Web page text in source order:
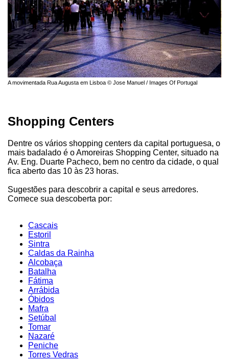
A movimentada Rua Augusta em Lisboa © Jose Manuel / Images Of Portugal
Shopping Centers
Dentre os vários shopping centers da capital portuguesa, o
mais badalado é o Amoreiras Shopping Center, situado na
Av. Eng. Duarte Pacheco, bem no centro da cidade, o qual
fica aberto das 10 às 23 horas.
Sugestões para descobrir a capital e seus arredores.
Comece sua descoberta por:
Cascais
Estoril
Sintra
Caldas da Rainha
Alcobaça
Batalha
Fátima
Arrábida
Óbidos
Mafra
Setúbal
Tomar
Nazaré
Peniche
Torres Vedras